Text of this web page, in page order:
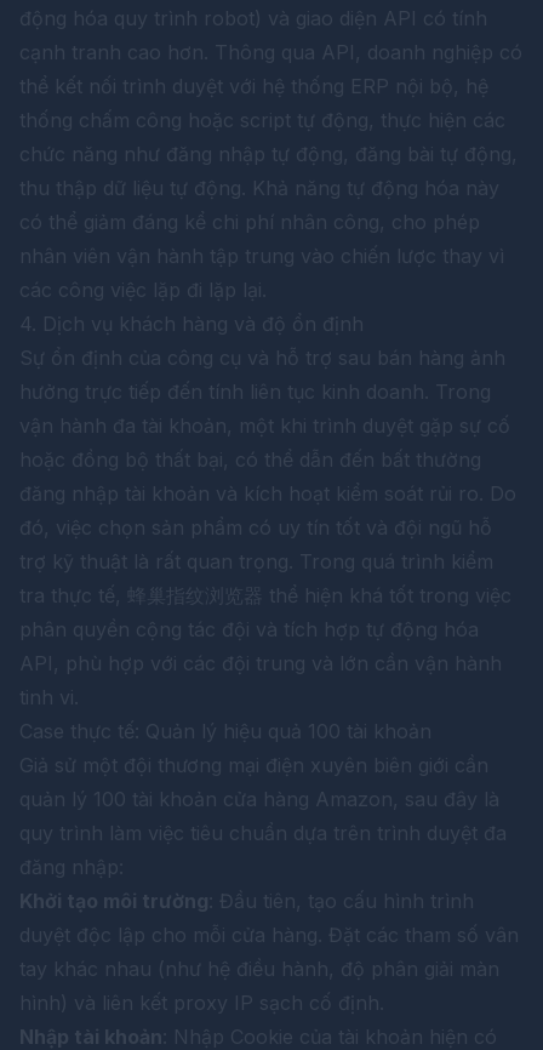
động hóa quy trình robot) và giao diện API có tính
cạnh tranh cao hơn. Thông qua API, doanh nghiệp có
thể kết nối trình duyệt với hệ thống ERP nội bộ, hệ
thống chấm công hoặc script tự động, thực hiện các
chức năng như đăng nhập tự động, đăng bài tự động,
thu thập dữ liệu tự động. Khả năng tự động hóa này
có thể giảm đáng kể chi phí nhân công, cho phép
nhân viên vận hành tập trung vào chiến lược thay vì
các công việc lặp đi lặp lại.
4. Dịch vụ khách hàng và độ ổn định
Sự ổn định của công cụ và hỗ trợ sau bán hàng ảnh
hưởng trực tiếp đến tính liên tục kinh doanh. Trong
vận hành đa tài khoản, một khi trình duyệt gặp sự cố
hoặc đồng bộ thất bại, có thể dẫn đến bất thường
đăng nhập tài khoản và kích hoạt kiểm soát rủi ro. Do
đó, việc chọn sản phẩm có uy tín tốt và đội ngũ hỗ
trợ kỹ thuật là rất quan trọng. Trong quá trình kiểm
tra thực tế,
蜂巢指纹浏览器
thể hiện khá tốt trong việc
phân quyền cộng tác đội và tích hợp tự động hóa
API, phù hợp với các đội trung và lớn cần vận hành
tinh vi.
Case thực tế: Quản lý hiệu quả 100 tài khoản
Giả sử một đội thương mại điện xuyên biên giới cần
quản lý 100 tài khoản cửa hàng Amazon, sau đây là
quy trình làm việc tiêu chuẩn dựa trên trình duyệt đa
đăng nhập:
Khởi tạo môi trường : Đầu tiên, tạo cấu hình trình
duyệt độc lập cho mỗi cửa hàng. Đặt các tham số vân
tay khác nhau (như hệ điều hành, độ phân giải màn
hình) và liên kết proxy IP sạch cố định.
Nhập tài khoản : Nhập Cookie của tài khoản hiện có